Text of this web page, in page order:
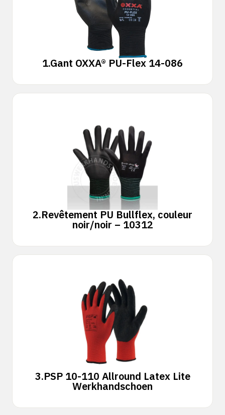
1.Gant OXXA® PU-Flex 14-086
2.Revêtement PU Bullflex, couleur
noir/noir – 10312
3.PSP 10-110 Allround Latex Lite
Werkhandschoen